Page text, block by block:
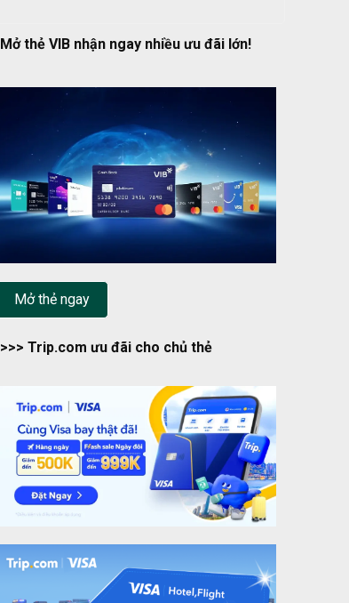
Mở thẻ VIB nhận ngay nhiều ưu đãi lớn!
Mở thẻ ngay
>>> Trip.com ưu đãi cho chủ thẻ